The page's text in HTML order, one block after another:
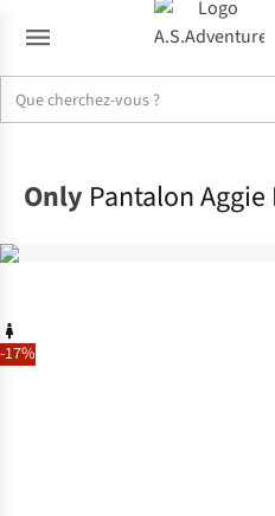
-17%
Only Pantalon